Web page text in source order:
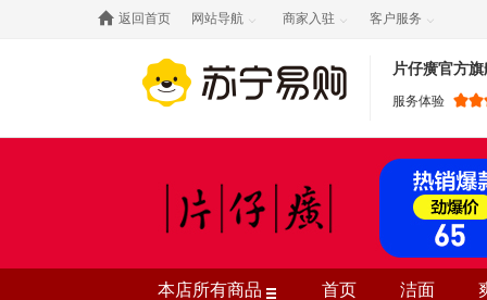
 返回首页 网站导航  商家入驻  客户服务 
片仔癀官方旗
服务体验
本店所有商品 首页 洁面